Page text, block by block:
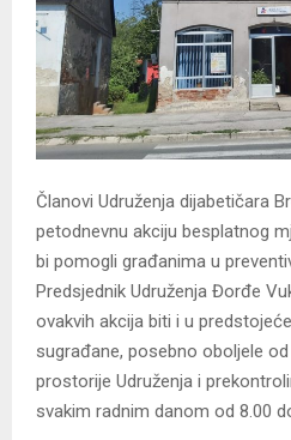
Članovi Udruženja dijabetičara
petodnevnu akciju besplatnog
bi pomogli građanima u
Predsjednik Udruženja Đorđe
ovakvih akcija biti i u
sugrađane, posebno oboljele
prostorije Udruženja i
svakim radnim danom od 8.00